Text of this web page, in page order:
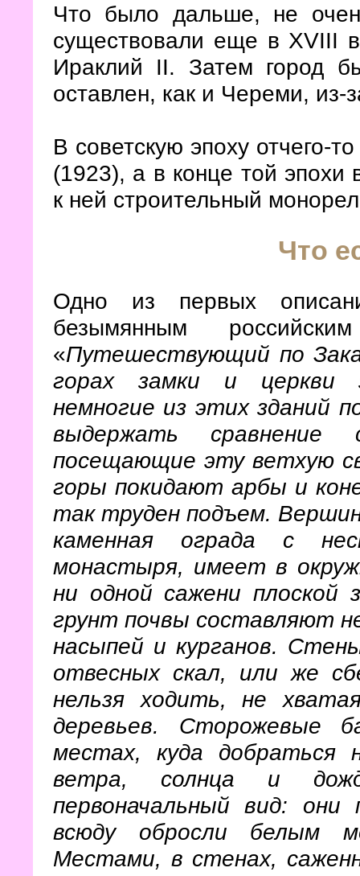
Что было дальше, не
существовали еще в XVIII
Ираклий II. Затем город
оставлен, как и Череми, из-
В советскую эпоху отчего-
(1923), а в конце той эпохи
к ней строительный
Что
Одно из первых
безымянным
«Путешествующий по
горах замки и церкви
немногие из этих зданий
выдержать сравнение
посещающие эту ветхую
горы покидают арбы и
так труден подъем.
каменная ограда с
монастыря, имеет в
ни одной сажени плоской
грунт почвы составляют
насыпей и курганов.
отвесных скал, или же
нельзя ходить, не
деревьев. Сторожевые
местах, куда
ветра, солнца и
первоначальный вид:
всюду обросли белым
Местами, в стенах,